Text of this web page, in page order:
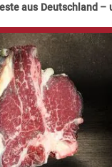
aus Deutschland –